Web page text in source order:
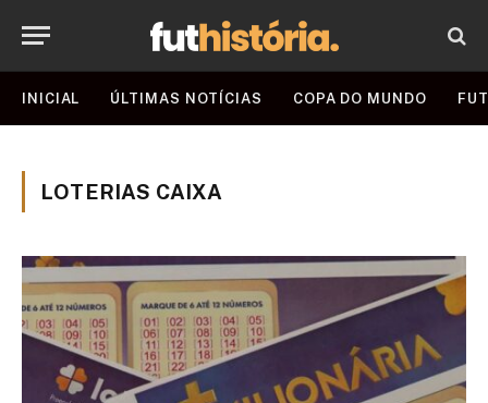
INICIAL ÚLTIMAS NOTÍCIAS COPA DO MUNDO
LOTERIAS CAIXA